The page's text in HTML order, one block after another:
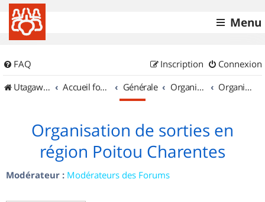
Menu
FAQ Connexion
Inscription
UtagawaVTT (Randos VTT et VTTAE avec traces GPS)
Accueil forum Générale Organisation de sorties & Recherche de partenaires Organisation de sorties en région Poitou Charentes
Organisation de sorties en
région Poitou Charentes
Modérateur : Modérateurs des Forums